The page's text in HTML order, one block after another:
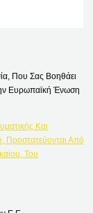
Που Σας Βοηθάει
Ευρωπαϊκή Ένωση
Και
Προστατεύονται Από
Του